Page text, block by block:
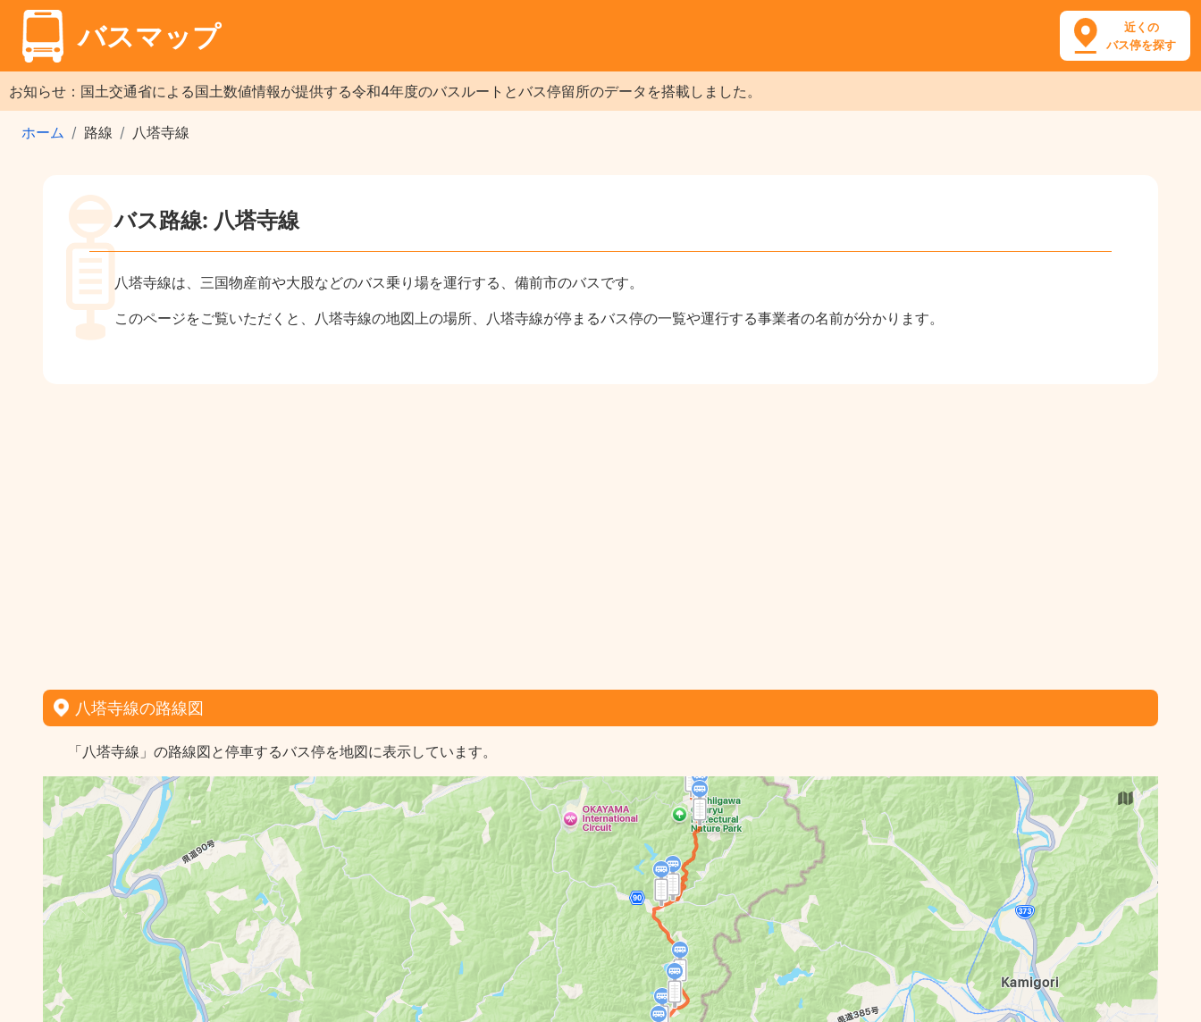
バスマップ
近くの
バス停を探す
お知らせ：国土交通省による国土数値情報が提供する令和4年度のバスルートとバス停留所のデータを搭載しました。
ホーム 路線 八塔寺線
バス路線: 八塔寺線
八塔寺線は、三国物産前や大股などのバス乗り場を運行する、備前市のバスです。
このページをご覧いただくと、八塔寺線の地図上の場所、八塔寺線が停まるバス停の一覧や運行する事業者の名前が分かります。
八塔寺線の路線図
「八塔寺線」の路線図と停車するバス停を地図に表示しています。